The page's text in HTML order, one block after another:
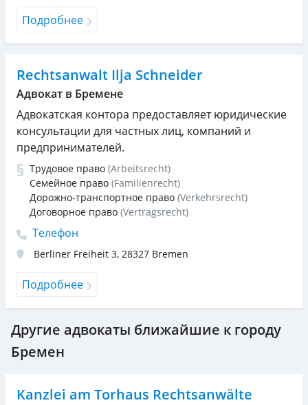
Подробнее
Rechtsanwalt Ilja Schneider
Адвокат в Бремене
Адвокатская контора предоставляет юридические
консультации для частных лиц, компаний и
предпринимателей.
Трудовое право (Arbeitsrecht)
Семейное право (Familienrecht)
Дорожно-транспортное право (Verkehrsrecht)
Договорное право (Vertragsrecht)
Телефон
Berliner Freiheit 3, 28327 Bremen
Подробнее
Другие адвокаты ближайшие к городу
Бремен
Kanzlei am Torhaus Rechtsanwälte